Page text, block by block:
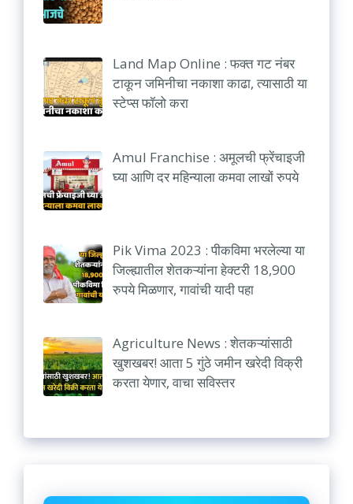
Land Map Online : फक्त गट नंबर
टाकून जमिनीचा नकाशा काढा, त्यासाठी या
स्टेप्स फॉलो करा
Amul Franchise : अमूलची फ्रेंचाइजी
घ्या आणि दर महिन्याला कमवा लाखों रुपये
Pik Vima 2023 : पीकविमा भरलेल्या या
जिल्ह्यातील शेतकऱ्यांना हेक्टरी 18,900
रुपये मिळणार, गावांची यादी पहा
Agriculture News : शेतकऱ्यांसाठी
खुशखबर! आता 5 गुंठे जमीन खरेदी विक्री
करता येणार, वाचा सविस्तर